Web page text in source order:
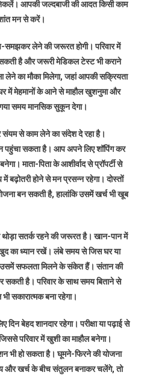
आपकी जल्दबाजी की आदत किसी काम
मन से करें।
लेने की जरूरत होगी। परिवार में
है और जरूरी मेडिकल टेस्ट भी कराने
लेने का मौका मिलेगा, जहां आपकी सक्रियता
घर में मेहमानों के आने से माहौल खुशनुमा और
गया समय मानसिक सुकून देगा।
से काम लेने का संदेश दे रहा है।
पहुंचा सकता है। आप अपने लिए शॉपिंग कर
माता-पिता के आशीर्वाद से प्रॉपर्टी से
होने से मन प्रसन्न रहेगा। दोस्तों
बन सकती है, हालांकि उसमें खर्च भी खूब
सतर्क रहने की जरूरत है। खान-पान में
खुद का ध्यान रखें। लंबे समय से जिस घर या
उसमें सफलता मिलने के संकेत हैं। संतान की
है। परिवार के साथ समय बिताने से
सकारात्मक बना रहेगा।
बेहद शानदार रहेगा। परीक्षा या पढ़ाई से
परिवार में खुशी का माहौल बनेगा।
भी हो सकता है। घूमने-फिरने की योजना
और खर्च के बीच संतुलन बनाकर चलेंगे, तो